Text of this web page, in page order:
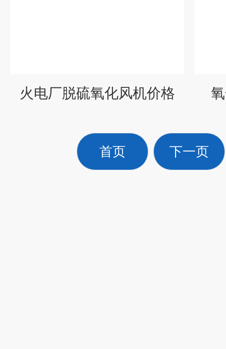
火电厂脱硫氧化风机价格
首页 下一页